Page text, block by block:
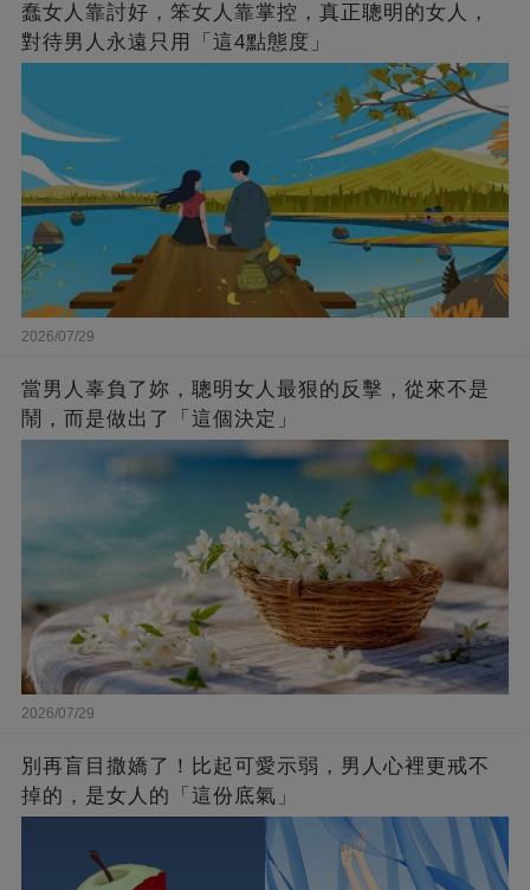
蠢女人靠討好，笨女人靠掌控，真正聰明的女人，
對待男人永遠只用「這4點態度」
2026/07/29
當男人辜負了妳，聰明女人最狠的反擊，從來不是
鬧，而是做出了「這個決定」
2026/07/29
別再盲目撒嬌了！比起可愛示弱，男人心裡更戒不
掉的，是女人的「這份底氣」